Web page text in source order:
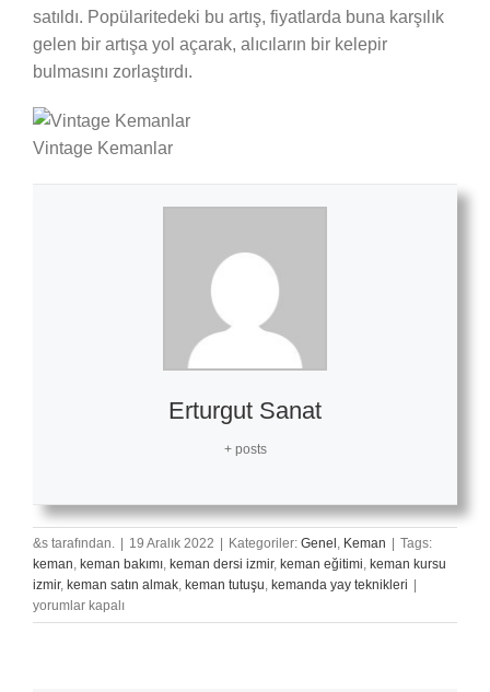
satıldı. Popülaritedeki bu artış, fiyatlarda buna karşılık
gelen bir artışa yol açarak, alıcıların bir kelepir
bulmasını zorlaştırdı.
Vintage Kemanlar
Erturgut Sanat
+ posts
&s tarafından. | 19 Aralık 2022 | Kategoriler: Genel Keman | Tags:
keman keman bakımı keman dersi izmir, keman eğitimi keman kursu
izmir, keman satın almak keman tutuşu kemanda yay teknikleri |
için
yorumlar kapalı